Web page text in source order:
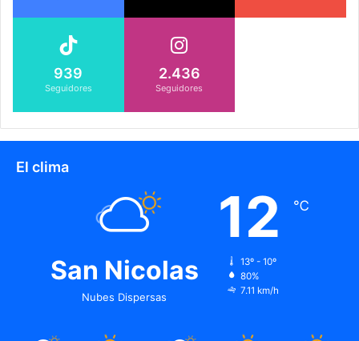
939
Seguidores
2.436
Seguidores
El clima
San Nicolas
Nubes Dispersas
12 ℃
13º - 10º
80%
7.11 km/h